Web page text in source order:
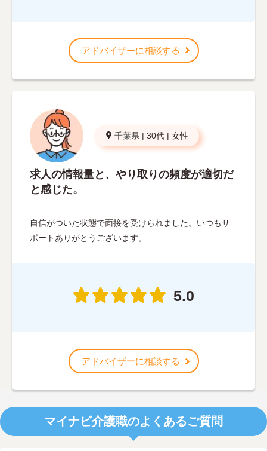
アドバイザーに相談する
千葉県 | 30代 | 女性
求人の情報量と、やり取りの頻度が適切だ
と感じた。
自信がついた状態で面接を受けられました。いつもサ
ポートありがとうございます。
5.0
アドバイザーに相談する
マイナビ介護職のよくあるご質問